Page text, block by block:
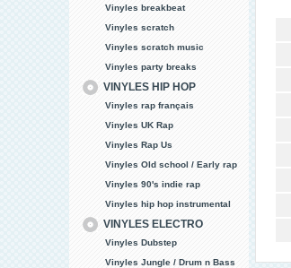
Vinyles breakbeat
Vinyles scratch
Vinyles scratch music
Vinyles party breaks
VINYLES HIP HOP
Vinyles rap français
Vinyles UK Rap
Vinyles Rap Us
Vinyles Old school / Early rap
Vinyles 90's indie rap
Vinyles hip hop instrumental
VINYLES ELECTRO
Vinyles Dubstep
Vinyles Jungle / Drum n Bass